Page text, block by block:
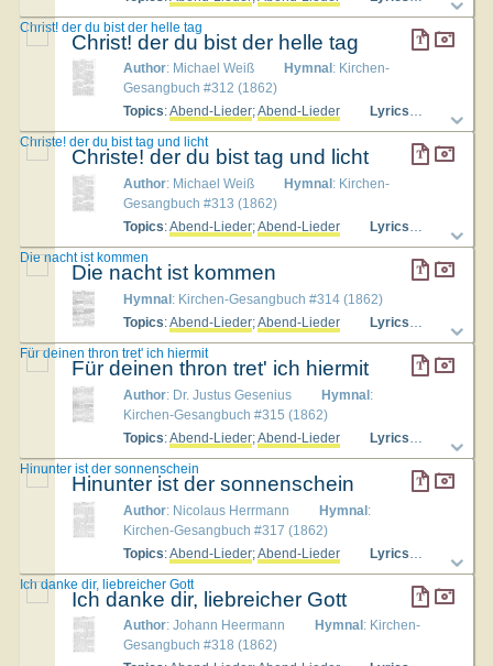
Christ! der du bist der helle tag
Author: Michael Weiß Hymnal : Kirchen-
Gesangbuch #312 (1862)
Topics:Abend-Lieder;Abend-Lieder Lyrics: 1. Christ!
Christ! der du bist der helle tag
Christe! der du bist tag und licht
Author: Michael Weiß Hymnal : Kirchen-
Gesangbuch #313 (1862)
Topics:Abend-Lieder;Abend-Lieder Lyrics: 1. Christe!
Christe! der du bist tag und licht
Die nacht ist kommen
Hymnal : Kirchen-Gesangbuch #314 (1862)
Topics:Abend-Lieder;Abend-Lieder Lyrics: 1. Die
Die nacht ist kommen
Für deinen thron tret' ich hiermit
Author: Dr. Justus Gesenius Hymnal:
Kirchen-Gesangbuch #315 (1862)
Topics:Abend-Lieder;Abend-Lieder Lyrics
Für deinen thron tret' ich hiermit
Hinunter ist der sonnenschein
Author: Nicolaus Herrmann Hymnal:
Kirchen-Gesangbuch #317 (1862)
Topics:Abend-Lieder;Abend-Lieder Lyrics
Hinunter ist der sonnenschein
Ich danke dir, liebreicher Gott
Author: Johann Heermann Hymnal : Kirchen-
Gesangbuch #318 (1862)
Ich danke dir, liebreicher Gott